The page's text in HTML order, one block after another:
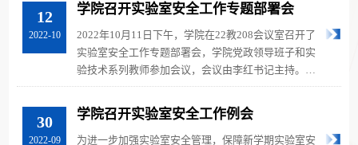
12
2022-10
学院召开实验室安全工作专题部署会
2022年10月11日下午，学院在22教208会议室召开了
实验室安全工作专题部署会，学院党政领导班子和实
验技术系列教师参加会议，会议由李红书记主持。李
书记首先传达了学校有关党的二十...
30
2022-09
学院召开实验室安全工作例会
为进一步加强实验室安全管理，保障新学期实验室安